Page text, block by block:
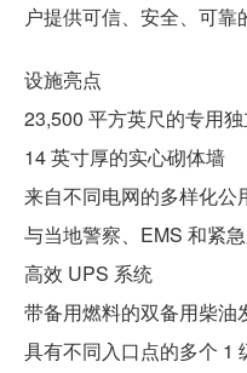
户提供可信、安全、可靠
设施亮点
23,500 平方英尺的专用
14 英寸厚的实心砌体墙
来自不同电网的多样化公
与当地警察、EMS 和紧
高效 UPS 系统
带备用燃料的双备用柴油
具有不同入口点的多个 1